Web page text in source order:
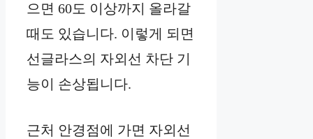
으면 60도 이상까지 올라갈
때도 있습니다. 이렇게 되면
선글라스의 자외선 차단 기
능이 손상됩니다.
근처 안경점에 가면 자외선